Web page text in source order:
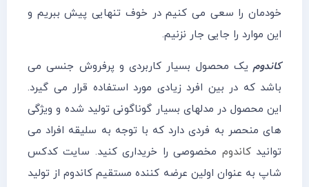
خودمان را سعی می کنیم در خوف تنهایی پیش ببریم و
این موارد را جایی جار نزنیم.
کاندوم یک محصول بسیار کاربردی و پرفروش جنسی می
باشد که در بین افرد زیادی مورد استفاده قرار می گیرد.
این محصول در مدلهای بسیار گوناگونی تولید شده و ویژگی
های منحصر به فردی دارد که با توجه به سلیقه افراد می
توانیدکاندوم مخصوصی را خریداری کنید. سایت کدکس
شاپ به عنوان اولین عرضه کننده مستقیم کاندوم از تولید